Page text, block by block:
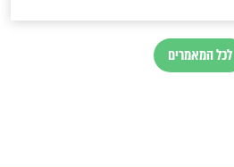
לוחמי מילואים
לבנון